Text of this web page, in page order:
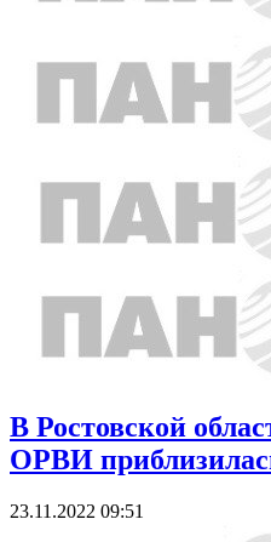
В Ростовской
ОРВИ
23.11.2022 09:51